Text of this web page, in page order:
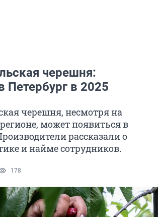
черешня:
Петербург в 2025
черешня, несмотря на
может появиться в
рассказали о
и найме сотрудников.
178